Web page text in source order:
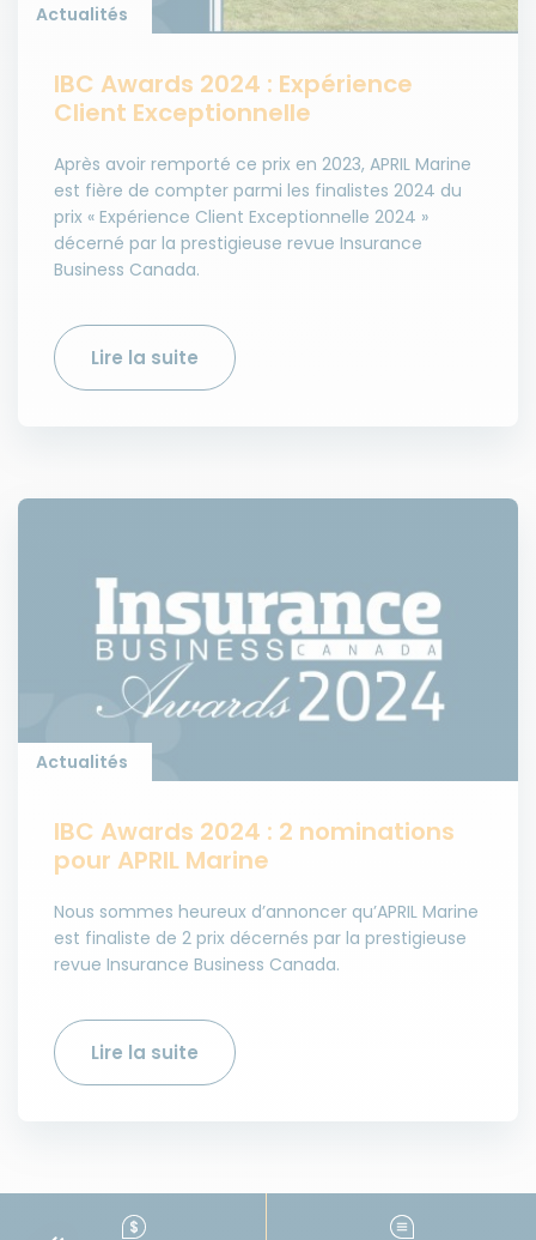
Actualités
IBC Awards 2024 : Expérience
Client Exceptionnelle
Après avoir remporté ce prix en 2023, APRIL Marine
est fière de compter parmi les finalistes 2024 du
prix « Expérience Client Exceptionnelle 2024 »
décerné par la prestigieuse revue Insurance
Business Canada.
Lire la suite
Actualités
IBC Awards 2024 : 2 nominations
pour APRIL Marine
Nous sommes heureux d’annoncer qu’APRIL Marine
est finaliste de 2 prix décernés par la prestigieuse
revue Insurance Business Canada.
Lire la suite